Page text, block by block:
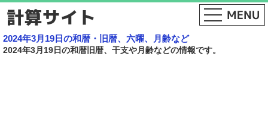
2024年3月19日の和暦・旧暦、六曜、月齢など
2024年3月19日の和暦旧暦、干支や月齢などの情報です。